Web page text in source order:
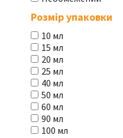
Розмір упаковки
10 мл
15 мл
20 мл
25 мл
40 мл
50 мл
60 мл
90 мл
100 мл